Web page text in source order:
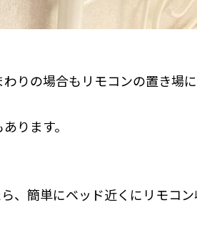
りの場合もリモコンの置き場
ります。
、簡単にベッド近くにリモコ